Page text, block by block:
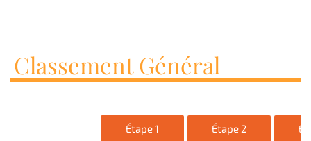
Classement Général
Étape 1 Étape 2